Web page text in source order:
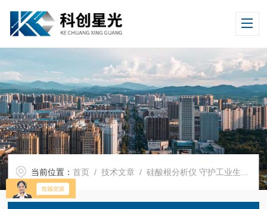
当前位置：首页 /技术文章 / 硅酸根分析仪 守护工业生产的工作原理